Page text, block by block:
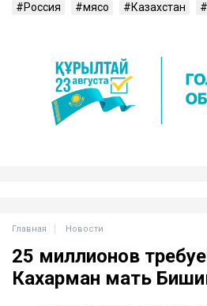
Россия мясо Казахстан